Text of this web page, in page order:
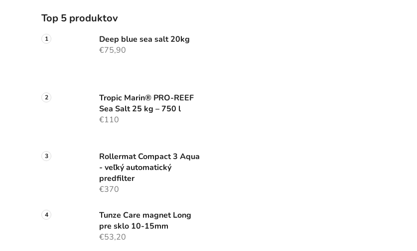
Top 5 produktov
Deep blue sea salt 20kg
€75,90
Tropic Marin® PRO-REEF
Sea Salt 25 kg – 750 l
€110
Rollermat Compact 3 Aqua
- veľký automatický
predfilter
€370
Tunze Care magnet Long
pre sklo 10-15mm
€53,20